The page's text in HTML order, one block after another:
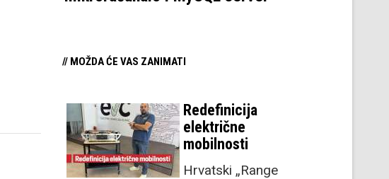
// MOŽDA ĆE VAS ZANIMATI
Redefinicija
električne
mobilnosti
Hrvatski „Range